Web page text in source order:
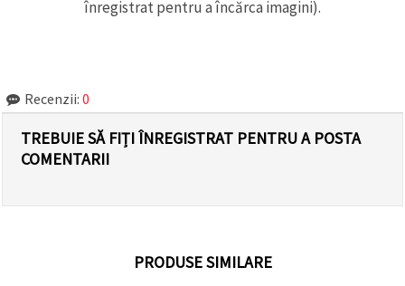
înregistrat pentru a încărca imagini).
Recenzii: 0
TREBUIE SĂ FIȚI ÎNREGISTRAT PENTRU A POSTA
COMENTARII
PRODUSE SIMILARE